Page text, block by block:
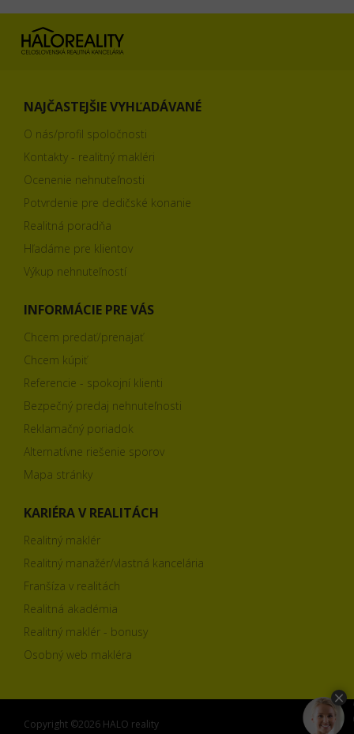
NAJČASTEJŠIE VYHĽADÁVANÉ
O nás/profil spoločnosti
Kontakty - realitný makléri
Ocenenie nehnuteľnosti
Potvrdenie pre dedičské konanie
Realitná poradňa
Hľadáme pre klientov
Výkup nehnuteľností
INFORMÁCIE PRE VÁS
Chcem predať/prenajať
Chcem kúpiť
Referencie - spokojní klienti
Bezpečný predaj nehnuteľnosti
Reklamačný poriadok
Alternatívne riešenie sporov
Mapa stránky
KARIÉRA V REALITÁCH
Realitný maklér
Realitný manažér/vlastná kancelária
Franšíza v realitách
Realitná akadémia
Realitný maklér - bonusy
Osobný web makléra
Copyright ©2026 HALO reality